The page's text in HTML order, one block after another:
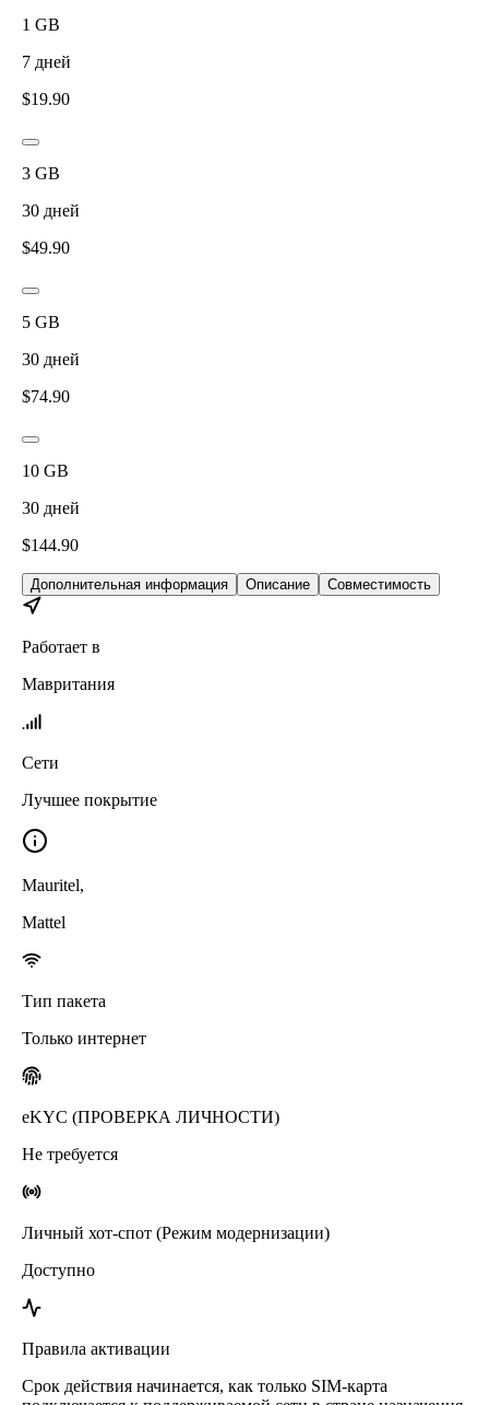
1 GB
7 дней
$19.90
3 GB
30 дней
$49.90
5 GB
30 дней
$74.90
10 GB
30 дней
$144.90
Дополнительная информация Описание Совместимость
Работает в
Мавритания
Сети
Лучшее покрытие
Mauritel,
Mattel
Тип пакета
Только интернет
eKYC (ПРОВЕРКА ЛИЧНОСТИ)
Не требуется
Личный хот-спот (Режим модернизации)
Доступно
Правила активации
Срок действия начинается, как только SIM-карта